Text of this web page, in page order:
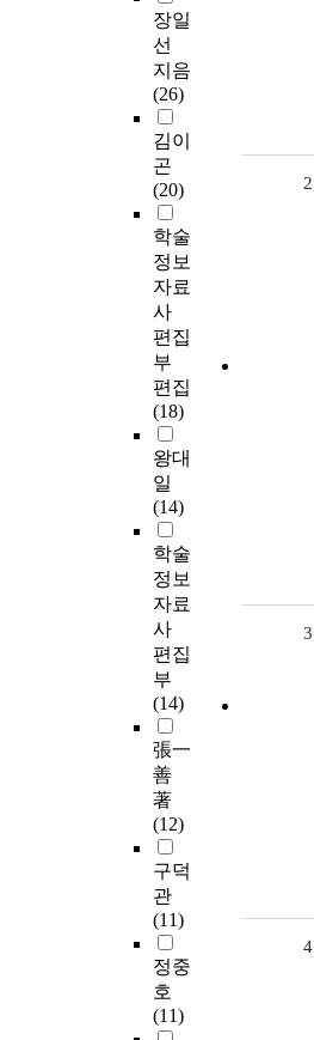
장일
선
지음
(26)
김이
곤
(20)
학술
정보
자료
사
편집
부
편집
(18)
왕대
일
(14)
학술
정보
자료
사
편집
부
(14)
張一
善
著
(12)
구덕
관
(11)
정중
호
(11)
2
3
4